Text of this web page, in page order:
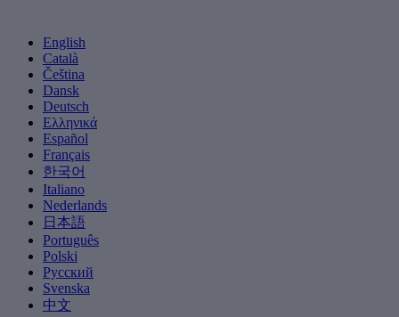
English
Català
Čeština
Dansk
Deutsch
Ελληνικά
Español
Français
한국어
Italiano
Nederlands
日本語
Português
Polski
Русский
Svenska
中文